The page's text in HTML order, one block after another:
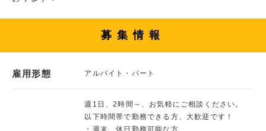
募集情報
雇用形態 アルバイト・パート
週1日、2時間～、お気軽にご相談ください。
以下時間帯で勤務できる方、大歓迎です！
・週末、休日勤務可能な方